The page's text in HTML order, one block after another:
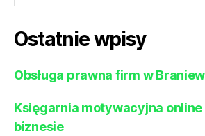
Ostatnie wpisy
Obsługa prawna firm w
Księgarnia motywacyjna online
biznesie